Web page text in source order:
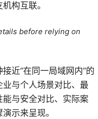
构互联。
before relying on
近“在同一局域网内”的
与个人场景对比、最
与安全对比、实际案
示来呈现。